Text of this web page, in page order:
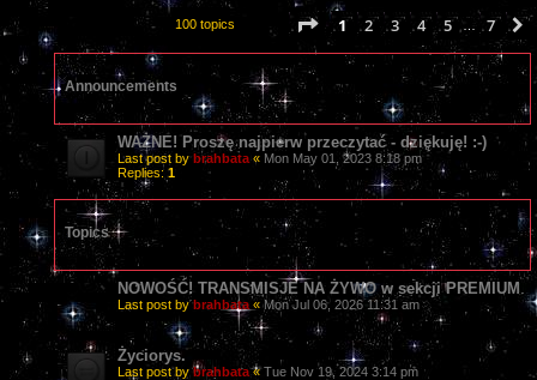
100 topics Page 1of7
1 2 3 4 5 7
Announcements
WAŻNE! Proszę najpierw przeczytać - dziękuję! :-)
Last post by brahbata« Mon May 01, 2023 8:18 pm
Replies: 1
Topics
NOWOŚĆ! TRANSMISJE NA ŻYWO w sekcji PREMIUM
Last post bybrahbata «Mon Jul 06, 2026 11:31 am
Życiorys.
Last post bybrahbata«Tue Nov 19, 2024 3:14 pm